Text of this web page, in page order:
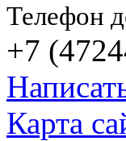
Телефон
+7
Карта